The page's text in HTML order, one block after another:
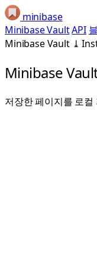
minibase
Minibase VaultAPI
Minibase Vault ⤓
Minibase
저장한 페이지를 로